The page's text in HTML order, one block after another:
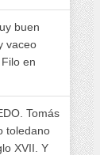
buen
vaceo
en
Tomás
toledano
XVII. Y